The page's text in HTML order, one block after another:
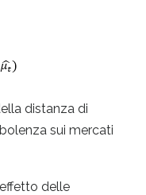
distanza di
sui mercati
delle